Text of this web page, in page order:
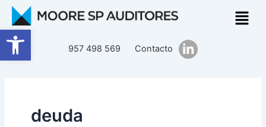
Abrir barra de herramientas
contenido
957 498 569
Contacto
deuda